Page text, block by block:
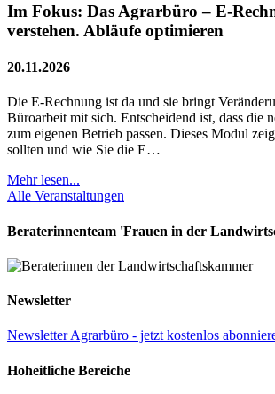
Im Fokus: Das Agrarbüro – E-
verstehen. Abläufe optimieren
20.11.2026
Die E-Rechnung ist da und sie bringt
Büroarbeit mit sich. Entscheidend ist, dass die
zum eigenen Betrieb passen. Dieses Modul
sollten und wie Sie die E…
Mehr lesen...
Alle Veranstaltungen
Beraterinnenteam 'Frauen in der
Newsletter
Newsletter Agrarbüro - jetzt kostenlos
Hoheitliche Bereiche